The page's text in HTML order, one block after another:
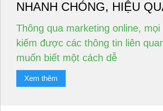
NHANH CHÓNG, HIỆU
Thông qua marketing online,
kiếm được các thông tin liên
muốn biết một cách dễ
Xem thêm